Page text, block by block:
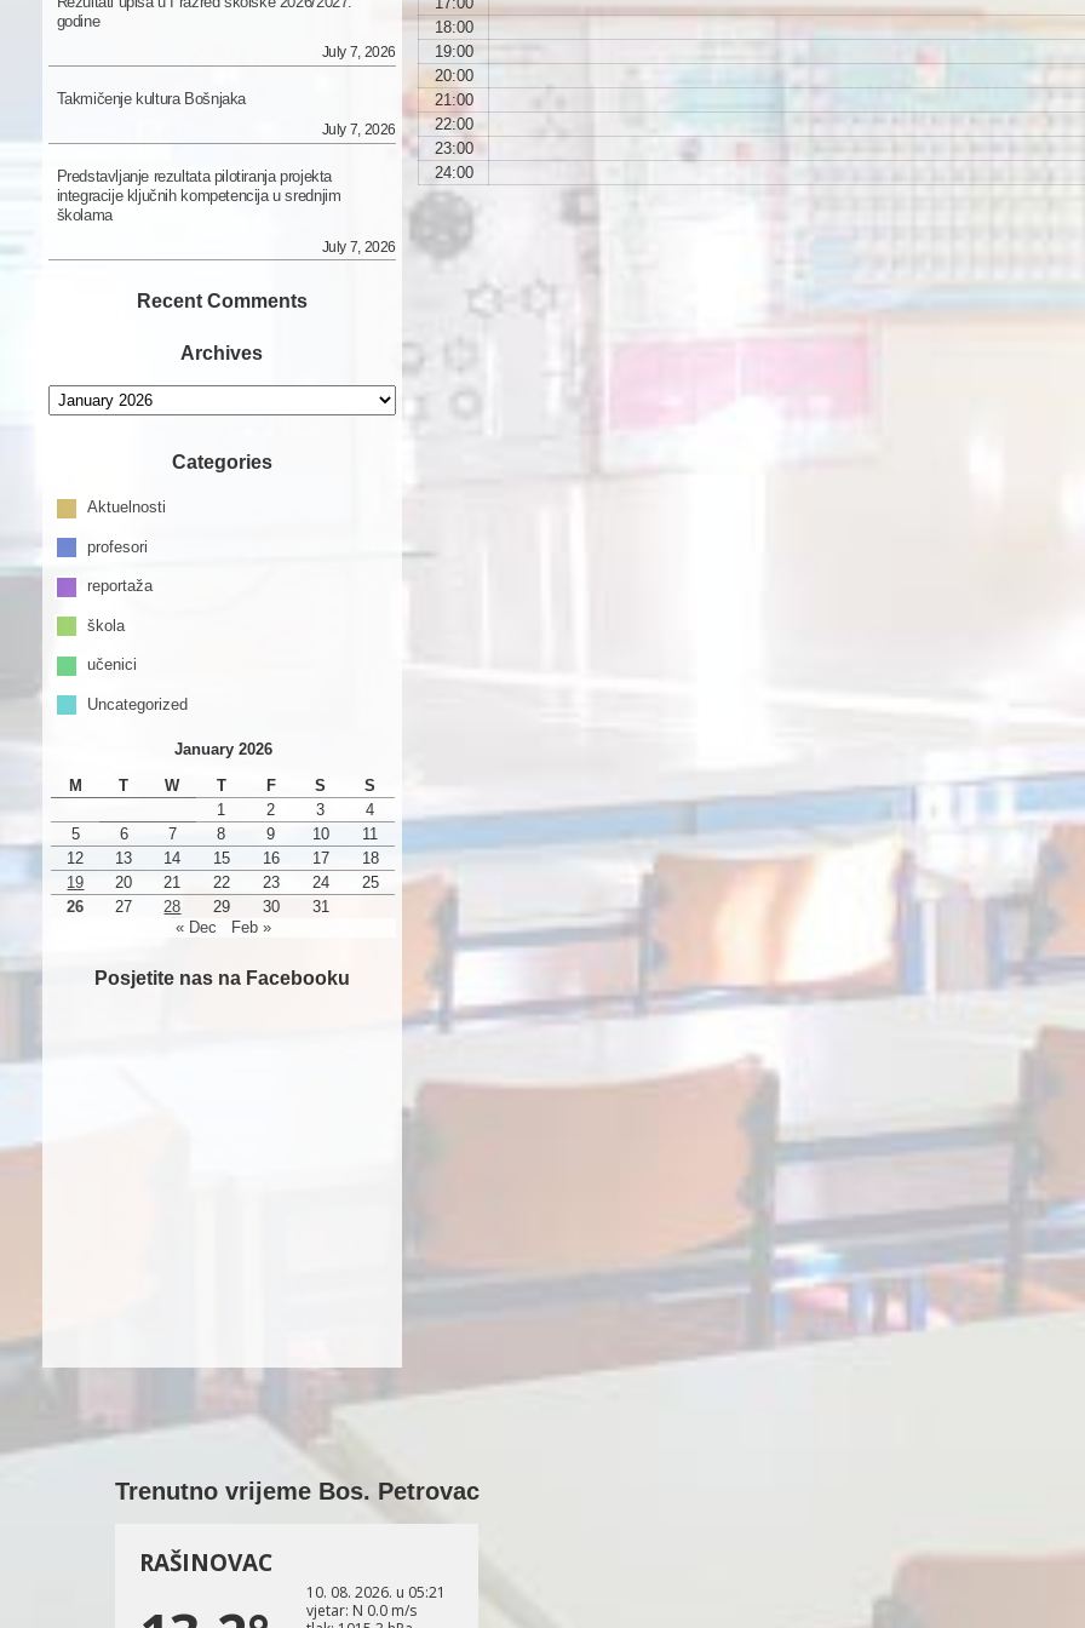
18:00
19:00
20:00
21:00
22:00
23:00
24:00
godine
July 7, 2026
Takmičenje kultura Bošnjaka
July 7, 2026
Predstavljanje rezultata pilotiranja projekta
integracije ključnih kompetencija u srednjim
školama
July 7, 2026
Recent Comments
Archives
Archives
Categories
Aktuelnosti
profesori
reportaža
škola
učenici
Uncategorized
January 2026
M
T W T F S
S
1
2 3
4
5
6 7 8 9 10
11
12
13 14 15 16 17
18
19
20 21 22 23 24
25
26
27 28 29 30
31
« Dec
Feb »
Posjetite nas na Facebooku
Trenutno vrijeme Bos. Petrovac